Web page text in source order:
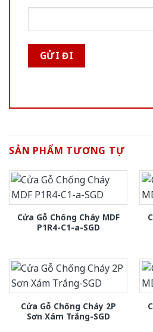
SẢN PHẨM TƯƠNG TỰ
Cửa Gỗ Chống Cháy MDF
P1R4-C1-a-SGD
Cửa Gỗ Chống Cháy 2P
Sơn Xám Trắng-SGD